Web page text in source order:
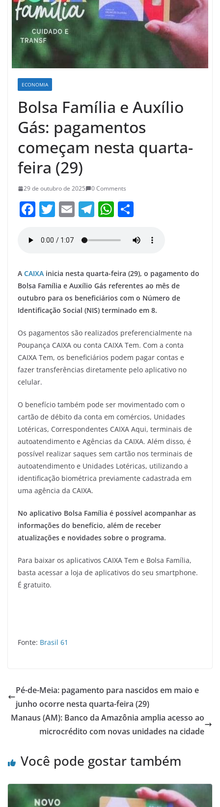
ECONOMIA
Bolsa Família e Auxílio
Gás: pagamentos
começam nesta quarta-
feira (29)
29 de outubro de 2025 0 Comments
F
c
b
o
o
k
T
itt
E
ai
T
e
a
m
W
at
A
p
p
ar
A CAIXA inicia nesta quarta-feira (29), o pagamento do
Bolsa Família e Auxílio Gás referentes ao mês de
outubro para os beneficiários com o Número de
Identificação Social (NIS) terminado em 8.
Os pagamentos são realizados preferencialmente na
Poupança CAIXA ou conta CAIXA Tem. Com a conta
CAIXA Tem, os beneficiários podem pagar contas e
fazer transferências diretamente pelo aplicativo no
celular.
O benefício também pode ser movimentado com o
cartão de débito da conta em comércios, Unidades
Lotéricas, Correspondentes CAIXA Aqui, terminais de
autoatendimento e Agências da CAIXA. Além disso, é
possível realizar saques sem cartão nos terminais de
autoatendimento e Unidades Lotéricas, utilizando a
identificação biométrica previamente cadastrada em
uma agência da CAIXA.
No aplicativo Bolsa Família é possível acompanhar as
informações do benefício, além de receber
atualizações e novidades sobre o programa.
Para baixar os aplicativos CAIXA Tem e Bolsa Família,
basta acessar a loja de aplicativos do seu smartphone.
É gratuito.
Fonte: Brasil 61
Pé-de-Meia: pagamento para nascidos em maio e
junho ocorre nesta quarta-feira (29)
Manaus (AM): Banco da Amazônia amplia acesso ao
microcrédito com novas unidades na cidade
Você pode gostar também